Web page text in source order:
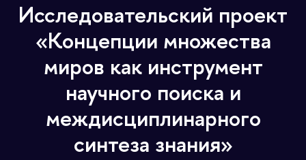
Исследовательский проект
«Концепции множества
миров как инструмент
научного поиска и
междисциплинарного
синтеза знания»